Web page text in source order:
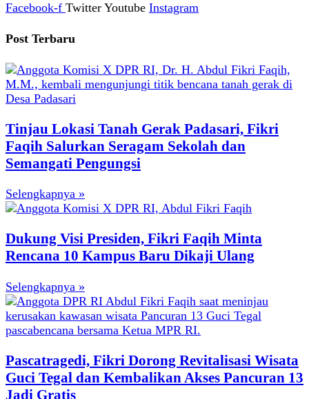
Facebook-f Twitter Youtube Instagram
Post Terbaru
Tinjau Lokasi Tanah Gerak Padasari, Fikri
Faqih Salurkan Seragam Sekolah dan
Semangati Pengungsi
Selengkapnya »
Dukung Visi Presiden, Fikri Faqih Minta
Rencana 10 Kampus Baru Dikaji Ulang
Selengkapnya »
Pascatragedi, Fikri Dorong Revitalisasi Wisata
Guci Tegal dan Kembalikan Akses Pancuran 13
Jadi Gratis